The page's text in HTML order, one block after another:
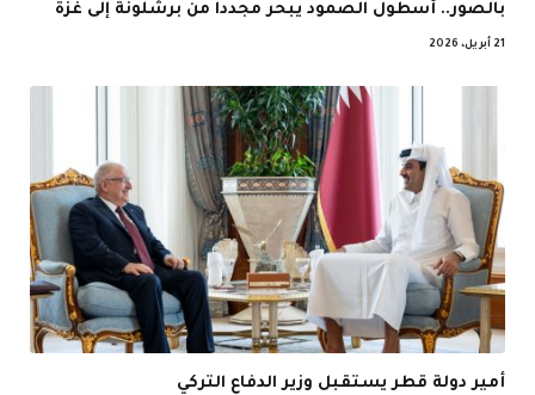
بالصور.. أسطول الصمود يبحر مجددا من برشلونة إلى غزة
21 أبريل، 2026
أمير دولة قطر يستقبل وزير الدفاع التركي